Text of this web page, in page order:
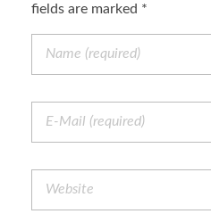
fields are marked *